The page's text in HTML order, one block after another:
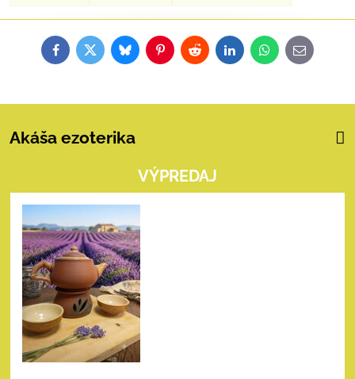
FacebookTwitterBlueskyPinterestRedditLinkedInWhatsApp
E-
mail
Akáša ezoterika
VÝPREDAJ